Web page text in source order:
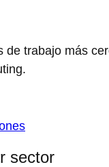
de trabajo más
sector